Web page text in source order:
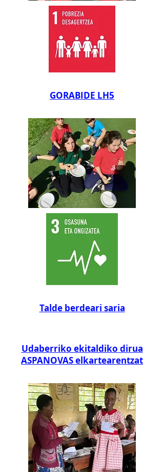
GORABIDE LH5
Talde berdeari saria
Udaberriko ekitaldiko dirua
ASPANOVAS elkartearentzat